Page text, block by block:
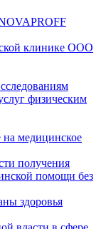
клинике ООО
физическим
на медицинское
получения
помощи без
здоровья